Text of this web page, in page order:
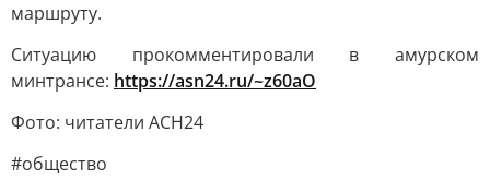
маршруту.
Ситуацию прокомментировали в амурском
минтрансе: https://asn24.ru/~z60aO
Фото: читатели АСН24
#общество